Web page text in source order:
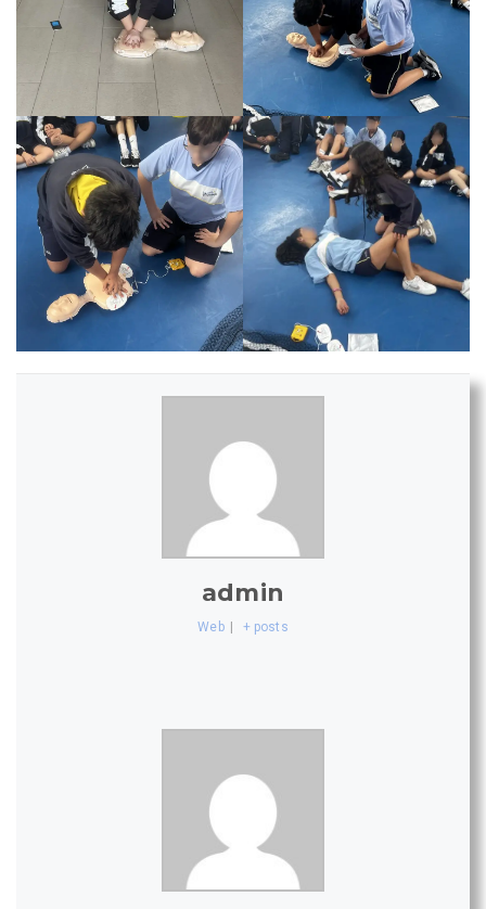
admin
Web | + posts